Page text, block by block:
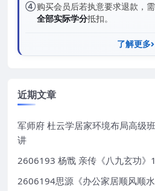
④购买会员后若执意要求退款，需
全部实际学分抵扣。
了解更多
近期文章
军师府 杜云学居家环境布局高级
讲
2606193 杨戬 亲传《八九玄功》
2606194思源《办公家居顺风顺